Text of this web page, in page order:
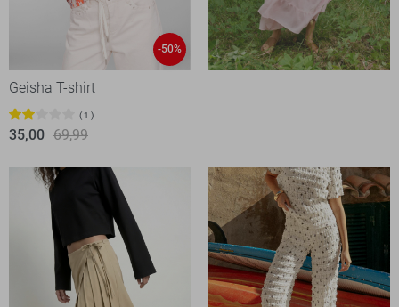
-50%
Geisha T-shirt
1
35,00 69,99